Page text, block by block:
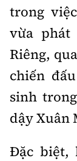
trong
vừa
Riêng,
chiến
sinh
dậy Xuân
Đặc biệt,